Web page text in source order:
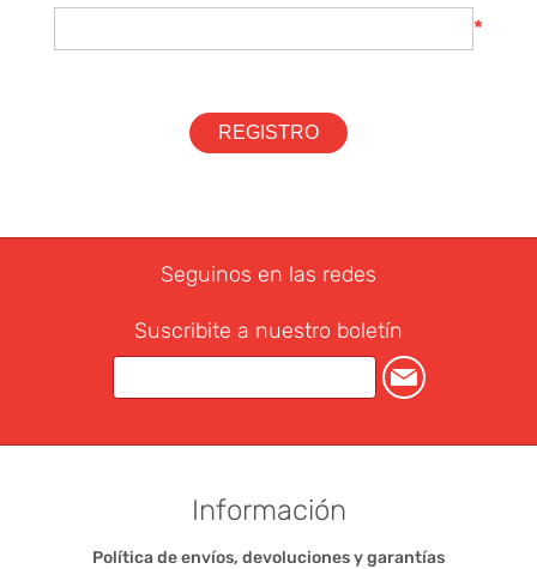
*
Seguinos en las redes
Suscribite a nuestro boletín
Información
Política de envíos, devoluciones y garantías